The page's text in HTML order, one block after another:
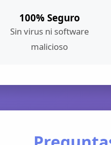
100% Seguro
Sin virus ni software
malicioso